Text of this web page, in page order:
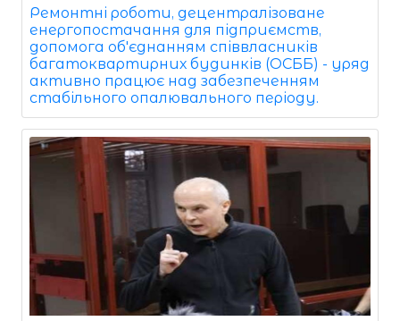
Ремонтні роботи, децентралізоване
енергопостачання для підприємств,
допомога об'єднанням співвласників
багатоквартирних будинків (ОСББ) - уряд
активно працює над забезпеченням
стабільного опалювального періоду.